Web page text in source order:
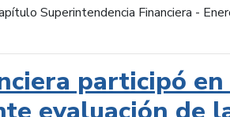
Superintendencia Financiera -
participó